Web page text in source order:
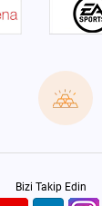
Bizi Takip Edin